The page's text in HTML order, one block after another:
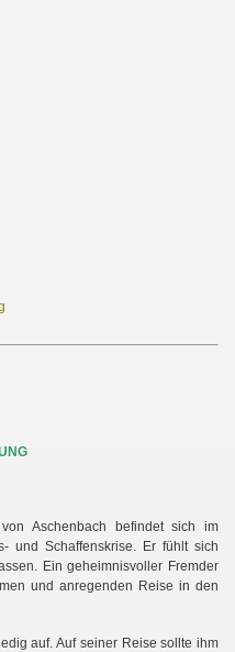
Aschenbach befindet sich im
und Schaffenskrise. Er fühlt sich
Ein geheimnisvoller Fremder
und anregenden Reise in den
auf. Auf seiner Reise sollte ihm